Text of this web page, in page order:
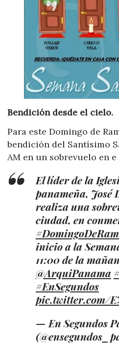
Bendición desde el cielo.
Para este Domingo de
bendición del Santísimo
AM en un sobrevuelo en
El líder de la
panameña, José
realiza una
ciudad, en
inicio a la
11:00 de la
@ArquiPanama
#EnSegundos
pic.twitter.com/
— En Segundos